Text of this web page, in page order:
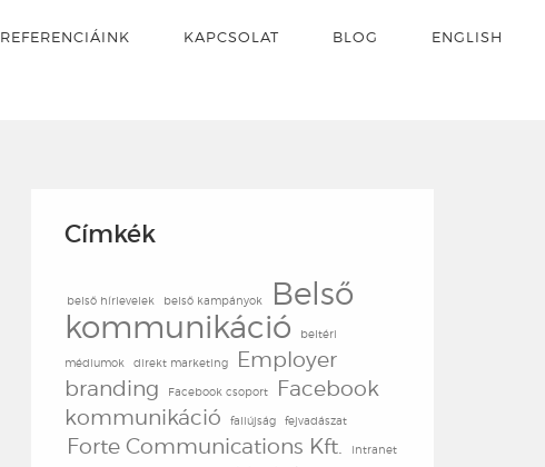
REFERENCIÁINK KAPCSOLAT BLOG ENGLISH
Címkék
belső hírlevelek belső kampányok
Belső
kommunikáció
beltéri
médiumok direkt marketing
Employer
branding
Facebook csoport
Facebook
kommunikáció
faliújság fejvadászat
Forte Communications Kft. intranet